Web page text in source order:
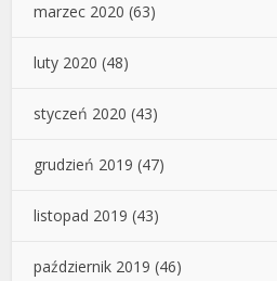
marzec 2020 (63)
luty 2020 (48)
styczeń 2020 (43)
grudzień 2019 (47)
listopad 2019 (43)
październik 2019 (46)